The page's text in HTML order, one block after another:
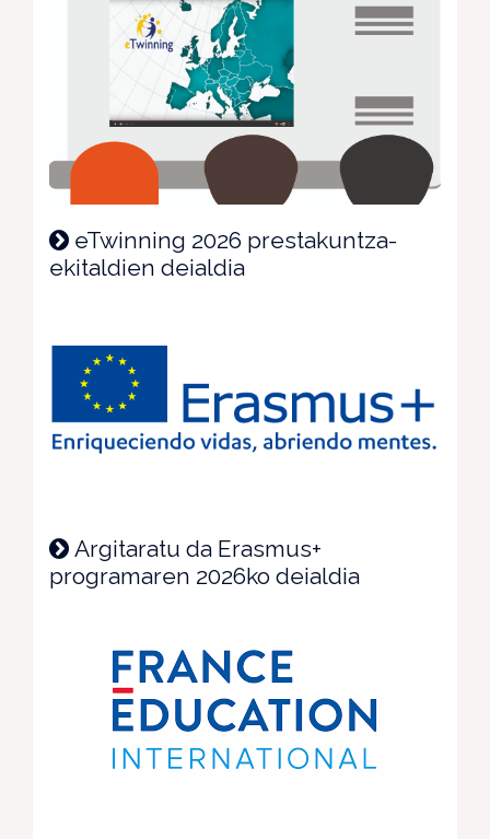
eTwinning 2026 prestakuntza-
ekitaldien deialdia
Argitaratu da Erasmus+
programaren 2026ko deialdia